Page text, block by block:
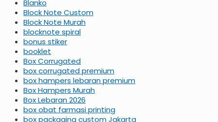
Blanko
Block Note Custom
Block Note Murah
blocknote spiral
bonus stiker
booklet
Box Corrugated
box corrugated premium
box hampers lebaran premium
Box Hampers Murah
Box Lebaran 2026
box obat farmasi printing
box packaging custom Jakarta